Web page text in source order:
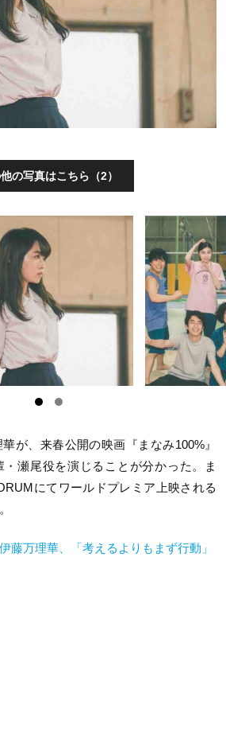
の写真はこちら（2）
が、来春公開の映画『まなみ100%』
瀬尾役を演じることが分かった。ま
にてワールドプレミア上映される
藤万理華、「考えるよりもまず行動」